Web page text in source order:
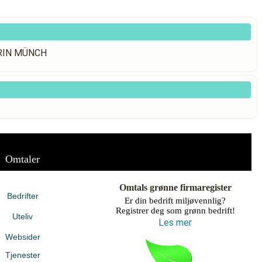
MÜNCH
Omtaler
Bedrifter
Uteliv
Websider
Tjenester
Omtals grønne firmaregister
Er din bedrift miljøvennlig?
Registrer deg som grønn bedrift!
Les mer